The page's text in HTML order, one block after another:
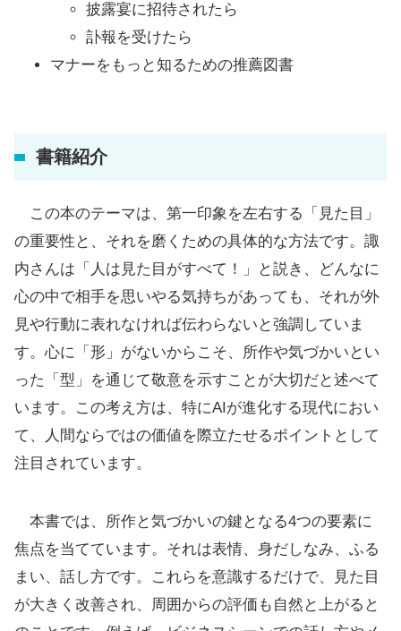
披露宴に招待されたら
訃報を受けたら
マナーをもっと知るための推薦図書
書籍紹介
この本のテーマは、第一印象を左右する「見た目」
の重要性と、それを磨くための具体的な方法です。諏
内さんは「人は見た目がすべて！」と説き、どんなに
心の中で相手を思いやる気持ちがあっても、それが外
見や行動に表れなければ伝わらないと強調していま
す。心に「形」がないからこそ、所作や気づかいとい
った「型」を通じて敬意を示すことが大切だと述べて
います。この考え方は、特にAIが進化する現代におい
て、人間ならではの価値を際立たせるポイントとして
注目されています。
本書では、所作と気づかいの鍵となる4つの要素に
焦点を当てています。それは表情、身だしなみ、ふる
まい、話し方です。これらを意識するだけで、見た目
が大きく改善され、周囲からの評価も自然と上がると